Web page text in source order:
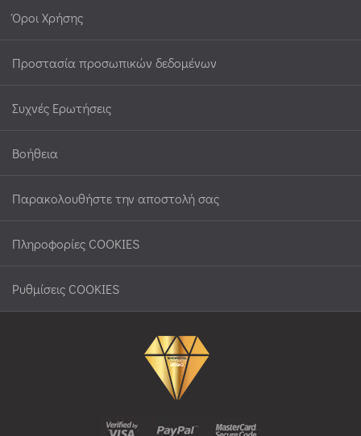
Όροι Χρήσης
Προστασία προσωπικών δεδομένων
Συχνές Ερωτήσεις
Βοήθεια
Παρακολουθήστε την αποστολή σας
Πληροφορίες COOKIES
Ρυθμίσεις COOKIES